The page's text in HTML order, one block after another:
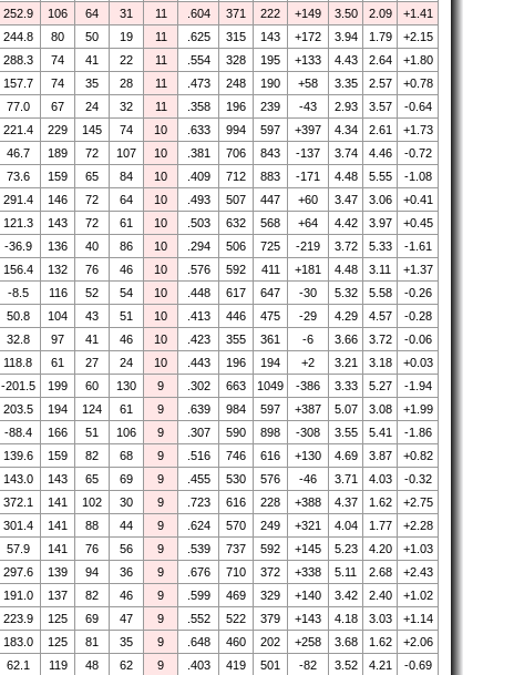
252.9 106 64 31 11 .604 371 222 +149 3.50 2.09
+1.41
244.8 80 50 19 11 .625 315 143 +172 3.94 1.79
+2.15
288.3 74 41 22 11 .554 328 195 +133 4.43 2.64
+1.80
157.7 74 35 28 11 .473 248 190 +58 3.35 2.57
+0.78
77.0 67 24 32 11 .358 196 239 -43 2.93 3.57
-0.64
221.4 229 145 74 10 .633 994 597 +397 4.34 2.61
+1.73
46.7 189 72 107 10 .381 706 843 -137 3.74 4.46
-0.72
73.6 159 65 84 10 .409 712 883 -171 4.48 5.55
-1.08
291.4 146 72 64 10 .493 507 447 +60 3.47 3.06
+0.41
121.3 143 72 61 10 .503 632 568 +64 4.42 3.97
+0.45
-36.9 136 40 86 10 .294 506 725 -219 3.72 5.33
-1.61
156.4 132 76 46 10 .576 592 411 +181 4.48 3.11
+1.37
-8.5 116 52 54 10 .448 617 647 -30 5.32 5.58
-0.26
50.8 104 43 51 10 .413 446 475 -29 4.29 4.57
-0.28
32.8 97 41 46 10 .423 355 361 -6 3.66 3.72
-0.06
118.8 61 27 24 10 .443 196 194 +2 3.21 3.18
+0.03
-201.5 199 60 130 9 .302 663 1049 -386 3.33 5.27
-1.94
203.5 194 124 61 9 .639 984 597 +387 5.07 3.08
+1.99
-88.4 166 51 106 9 .307 590 898 -308 3.55 5.41
-1.86
139.6 159 82 68 9 .516 746 616 +130 4.69 3.87
+0.82
143.0 143 65 69 9 .455 530 576 -46 3.71 4.03
-0.32
372.1 141 102 30 9 .723 616 228 +388 4.37 1.62
+2.75
301.4 141 88 44 9 .624 570 249 +321 4.04 1.77
+2.28
57.9 141 76 56 9 .539 737 592 +145 5.23 4.20
+1.03
297.6 139 94 36 9 .676 710 372 +338 5.11 2.68
+2.43
191.0 137 82 46 9 .599 469 329 +140 3.42 2.40
+1.02
223.9 125 69 47 9 .552 522 379 +143 4.18 3.03
+1.14
183.0 125 81 35 9 .648 460 202 +258 3.68 1.62
+2.06
62.1 119 48 62 9 .403 419 501 -82 3.52 4.21
-0.69